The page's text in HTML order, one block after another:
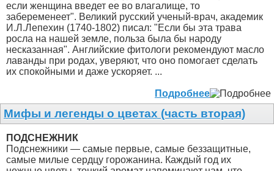
если женщина введет ее во влагалище, то
забеременеет". Великий русский ученый-врач, академик
И.Л.Лепехин (1740-1802) писал: "Если бы эта трава
росла на нашей земле, польза была бы народу
несказанная". Английские фитологи рекомендуют масло
лаванды при родах, уверяют, что оно помогает сделать
их спокойными и даже ускоряет. ...
Подробнее
Мифы и легенды о цветах (часть вторая)
ПОДСНЕЖНИК
Подснежники — самые первые, самые беззащитные,
самые милые сердцу горожанина. Каждый год их